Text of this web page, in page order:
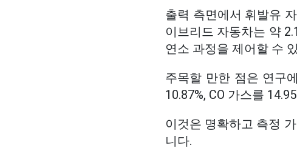
출력 측면에서 휘발유
이브리드 자동차는 약
연소 과정을 제어할 수
주목할 만한 점은 연구
10.87%, CO 가스를
이것은 명확하고 측정
니다.